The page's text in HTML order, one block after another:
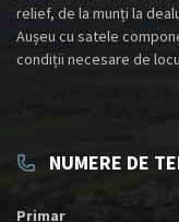
relief, de la munți la
Aușeu cu satele
condiții necesare de
NUMERE DE
Primar